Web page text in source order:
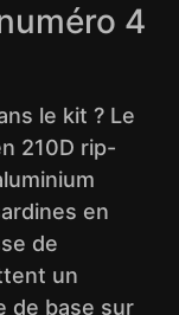
4
le kit ? Le
210D rip-
en
de
un
de base sur